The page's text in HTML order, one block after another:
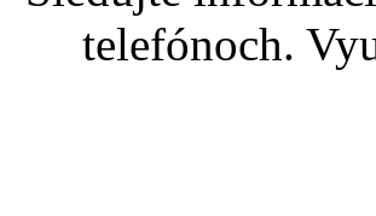
telefónoch.